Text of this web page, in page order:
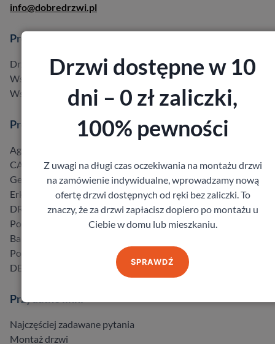
info@dobredrzwi.pl
Produkty
Drzwi w promocji do -40%
Wszystkie produkty
Wszyscy producenci
Producenci
Agmar
CAL
Gerda
Erkado
DRE
Porta
Barański
Pol-Skone
DELTA
Przydatne linki
Najczęściej zadawane pytania
Montaż drzwi
Drzwi dostępne w 10
dni – 0 zł zaliczki,
100% pewności
Z uwagi na długi czas oczekiwania na montażu drzwi
na zamówienie indywidualne, wprowadzamy nową
ofertę drzwi dostępnych od ręki bez zaliczki. To
znaczy, że za drzwi zapłacisz dopiero po montażu u
Ciebie w domu lub mieszkaniu.
SPRAWDŹ